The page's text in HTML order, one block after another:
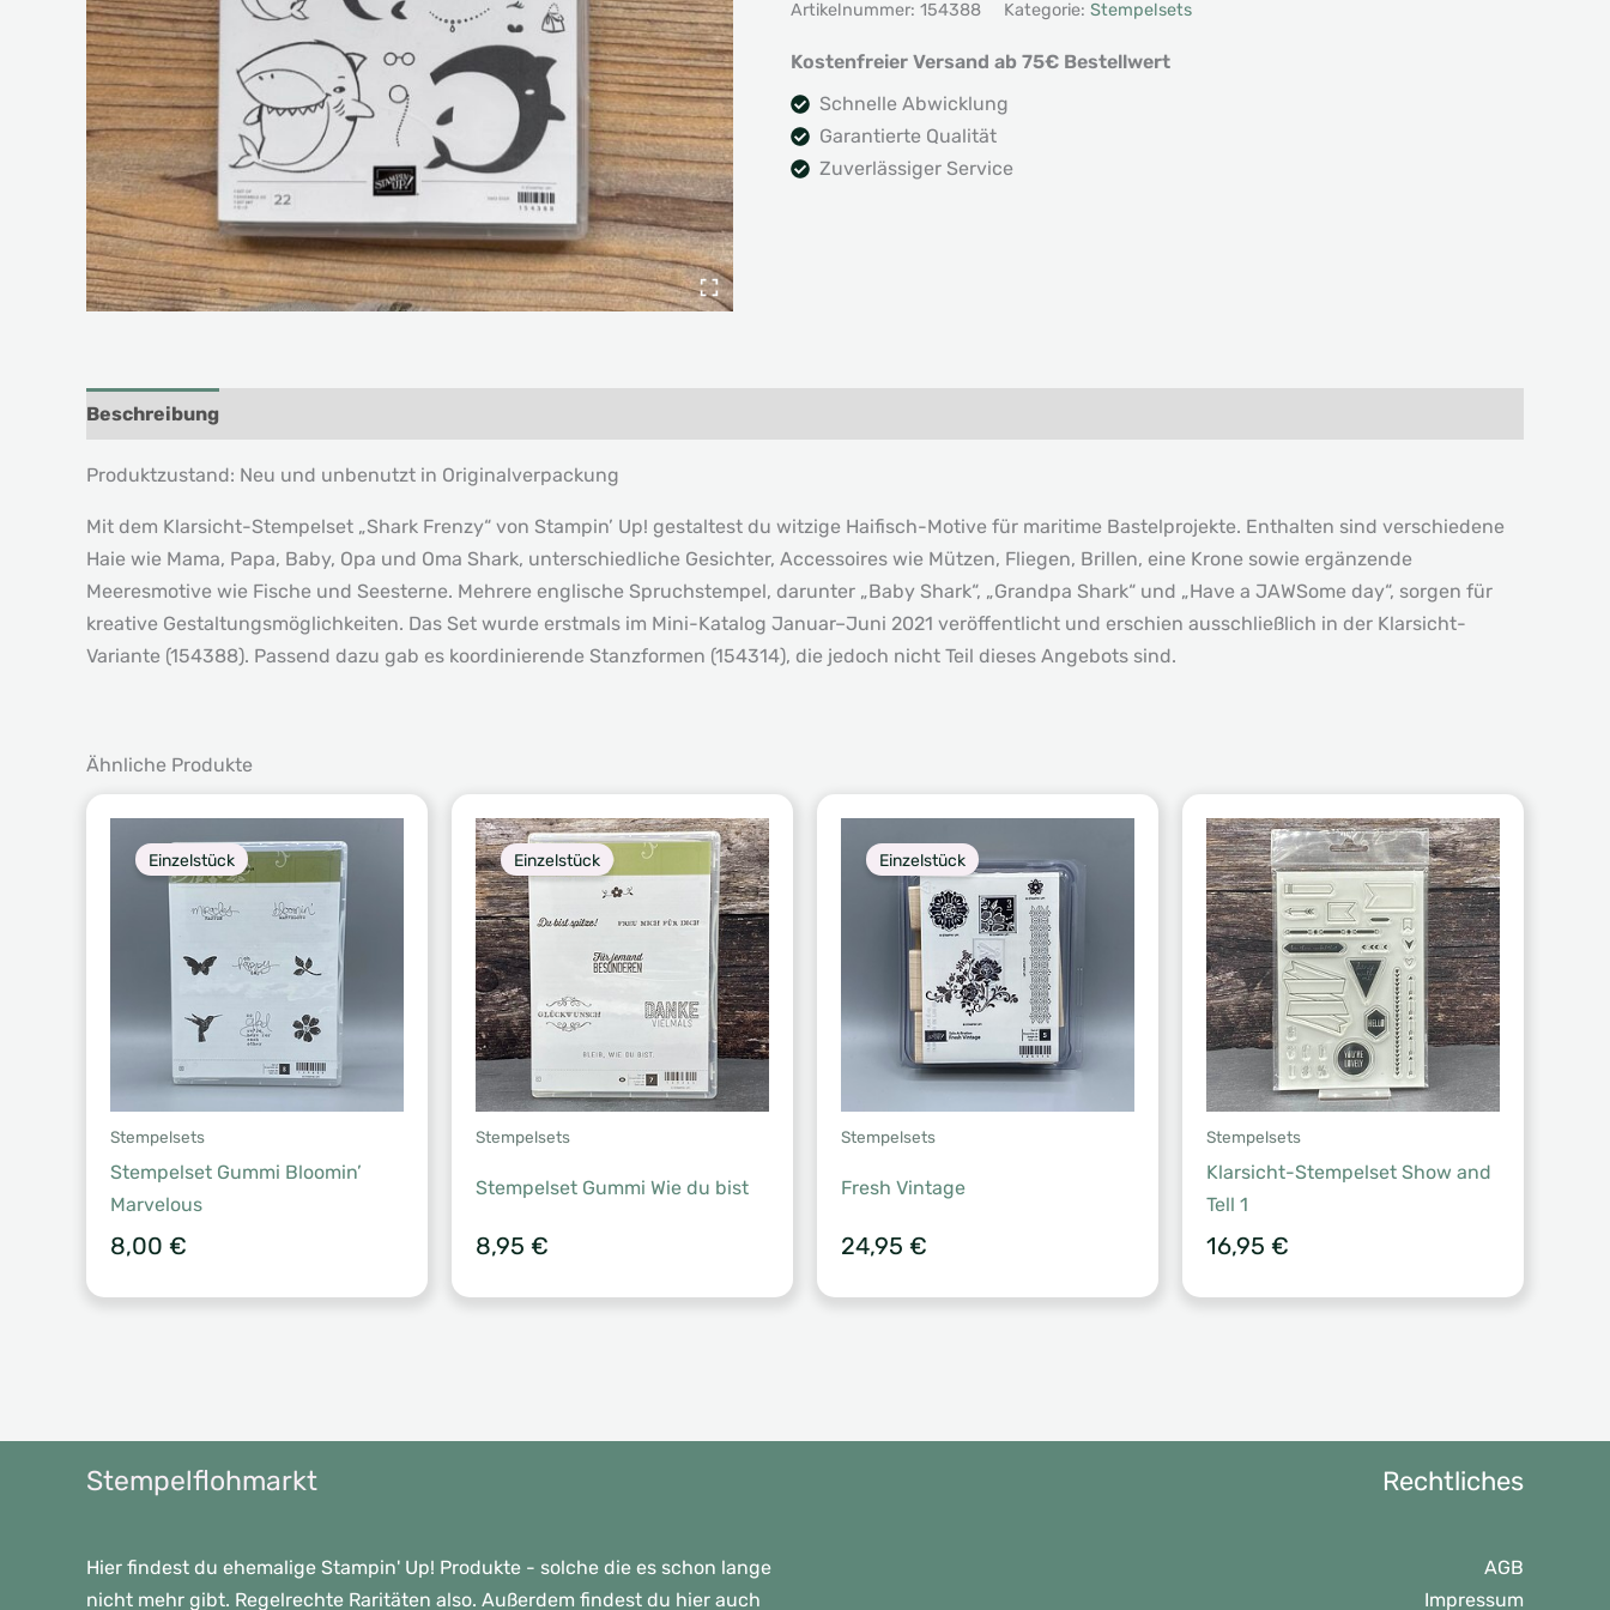
Menge
Artikelnummer: 154388 Kategorie: Stempelsets
Kostenfreier Versand ab 75€ Bestellwert
Schnelle Abwicklung
Garantierte Qualität
Zuverlässiger Service
Beschreibung
Produktzustand: Neu und unbenutzt in Originalverpackung
Mit dem Klarsicht-Stempelset „Shark Frenzy“ von Stampin’ Up! gestaltest du witzige Haifisch-Motive für maritime Bastelprojekte. Enthalten sind verschiedene
Haie wie Mama, Papa, Baby, Opa und Oma Shark, unterschiedliche Gesichter, Accessoires wie Mützen, Fliegen, Brillen, eine Krone sowie ergänzende
Meeresmotive wie Fische und Seesterne. Mehrere englische Spruchstempel, darunter „Baby Shark“, „Grandpa Shark“ und „Have a JAWSome day“, sorgen für
kreative Gestaltungsmöglichkeiten. Das Set wurde erstmals im Mini-Katalog Januar–Juni 2021 veröffentlicht und erschien ausschließlich in der Klarsicht-
Variante (154388). Passend dazu gab es koordinierende Stanzformen (154314), die jedoch nicht Teil dieses Angebots sind.
Ähnliche Produkte
Einzelstück
Stempelsets
Stempelset Gummi Bloomin’
Marvelous
8,00 €
Einzelstück
Stempelsets
Stempelset Gummi Wie du bist
8,95 €
Einzelstück
Stempelsets
Fresh Vintage
24,95 €
Stempelsets
Klarsicht-Stempelset Show and
Tell 1
16,95 €
Stempelflohmarkt
Hier findest du ehemalige Stampin' Up! Produkte - solche die es schon lange
nicht mehr gibt. Regelrechte Raritäten also. Außerdem findest du hier auch
Rechtliches
AGB
Impressum